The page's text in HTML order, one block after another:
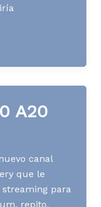
A20
canal
que le
streaming para
repito,